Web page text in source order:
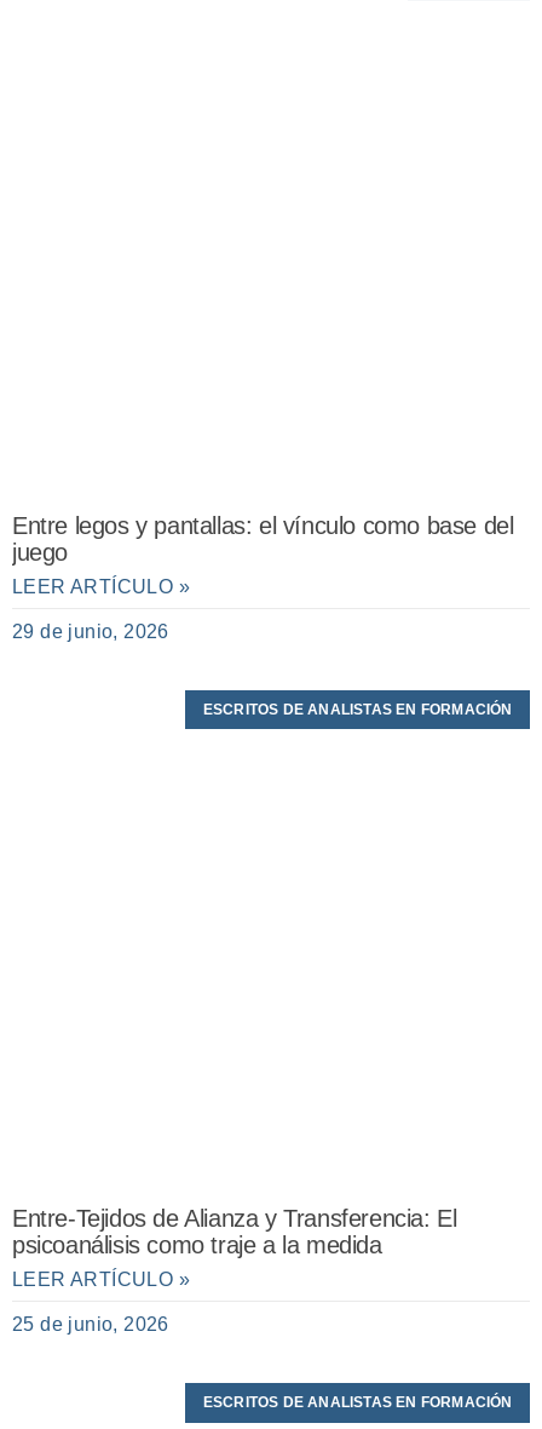
Entre legos y pantallas: el vínculo como base del
juego
LEER ARTÍCULO »
29 de junio, 2026
ESCRITOS DE ANALISTAS EN FORMACIÓN
Entre-Tejidos de Alianza y Transferencia: El
psicoanálisis como traje a la medida
LEER ARTÍCULO »
25 de junio, 2026
ESCRITOS DE ANALISTAS EN FORMACIÓN